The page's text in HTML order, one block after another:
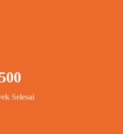
Selesai